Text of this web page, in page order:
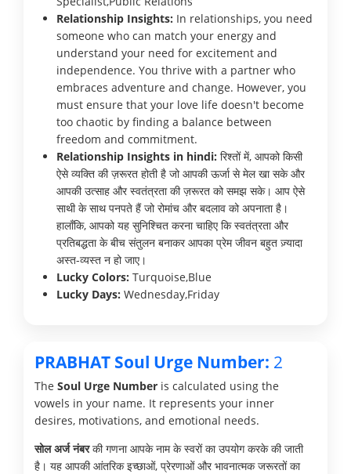
Relationship Insights: In relationships, you need
someone who can match your energy and
understand your need for excitement and
independence. You thrive with a partner who
embraces adventure and change. However, you
must ensure that your love life doesn't become
too chaotic by finding a balance between
freedom and commitment.
Relationship Insights in hindi: रिश्तों में, आपको किसी
ऐसे व्यक्ति की ज़रूरत होती है जो आपकी ऊर्जा से मेल खा सके और
आपकी उत्साह और स्वतंत्रता की ज़रूरत को समझ सके। आप ऐसे
साथी के साथ पनपते हैं जो रोमांच और बदलाव को अपनाता है।
हालाँकि, आपको यह सुनिश्चित करना चाहिए कि स्वतंत्रता और
प्रतिबद्धता के बीच संतुलन बनाकर आपका प्रेम जीवन बहुत ज़्यादा
अस्त-व्यस्त न हो जाए।
Lucky Colors: Turquoise,Blue
Lucky Days: Wednesday,Friday
PRABHAT Soul Urge Number: 2
The Soul Urge Number is calculated using the
vowels in your name. It represents your inner
desires, motivations, and emotional needs.
सोल अर्ज नंबरकी गणना आपके नाम के स्वरों का उपयोग करके की जाती
है। यह आपकी आंतरिक इच्छाओं, प्रेरणाओं और भावनात्मक जरूरतों का